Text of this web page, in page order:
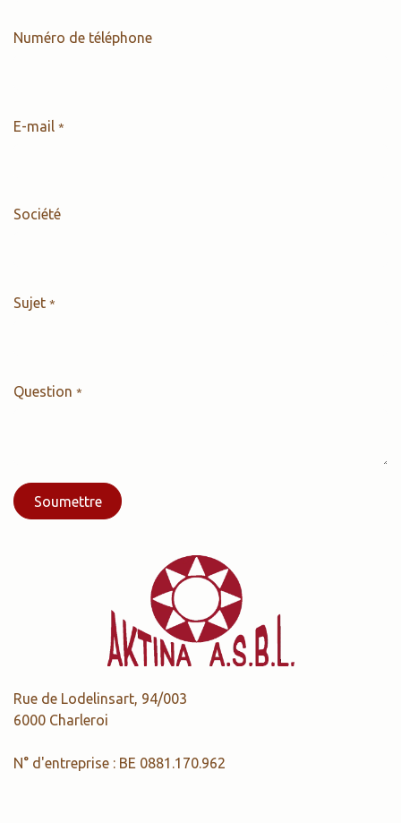
Numéro de téléphone
E-mail *
Société
Sujet *
Question *
Soumettre
Rue de Lodelinsart, 94/003
6000 Charleroi
N° d'entreprise : BE 0881.170.962